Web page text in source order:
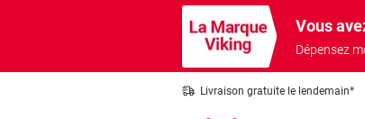
Vous
Dépensez
Livraison gratuite le lendemain*